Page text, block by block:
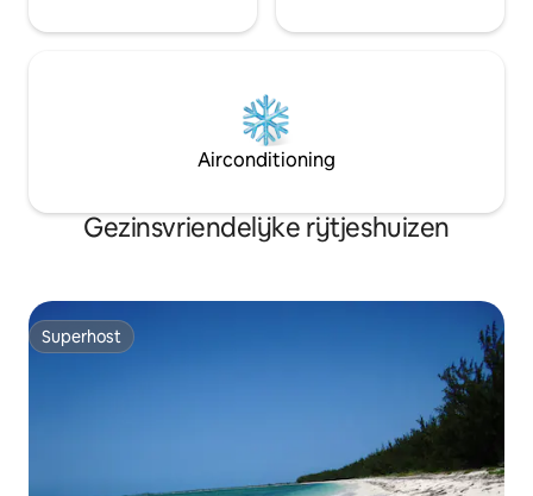
Airconditioning
Gezinsvriendelijke rijtjeshuizen
Superhost
Superhost